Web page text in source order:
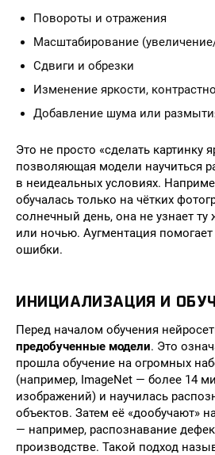
Повороты и отражения
Масштабирование
Сдвиги и обрезки
Изменение яркости,
Добавление шума или
Это не просто «сделать картинку
позволяющая модели научиться
в неидеальных условиях.
обучалась только на чётких
солнечный день, она не узнает
или ночью. Аугментация помогает
ошибки.
ИНИЦИАЛИЗАЦИЯ И
Перед началом обучения
предобученные модели. Это
прошла обучение на огромных
(например, ImageNet — более 14
изображений) и научилась
объектов. Затем её «дообучают»
— например, распознавание
производстве. Такой подход